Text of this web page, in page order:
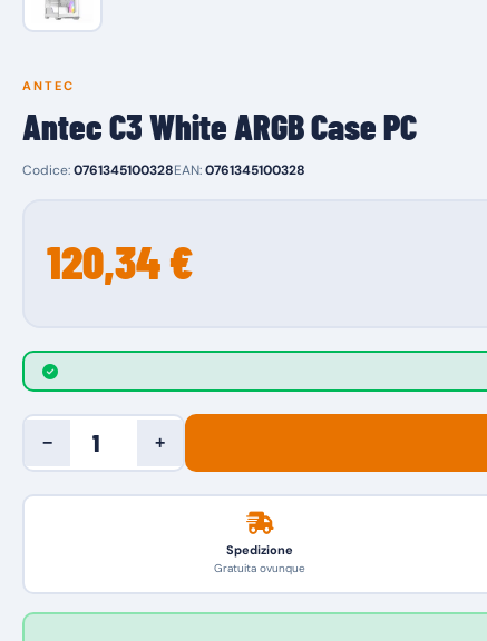
ANTEC
Antec C3 White ARGB Case PC
Codice:0761345100328EAN:0761345100328
120,34 €
− +
Spedizione
Gratuita ovunque